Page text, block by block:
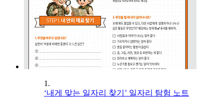
1.
‘내게 맞는 일자리 찾기’ 일자리 탐험 노트